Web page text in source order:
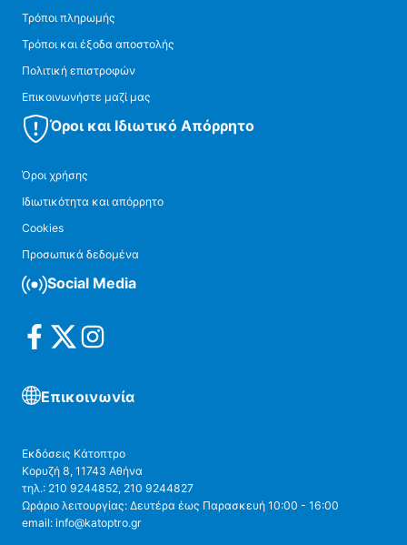
Τρόποι πληρωμής
Τρόποι και έξοδα αποστολής
Πολιτική επιστροφών
Επικοινωνήστε μαζί μας
Όροι και Ιδιωτικό Απόρρητο
Όροι χρήσης
Ιδιωτικότητα και απόρρητο
Cookies
Προσωπικά δεδομένα
Social Media
Επικοινωνία
Εκδόσεις Κάτοπτρο
Κορυζή 8, 11743 Αθήνα
τηλ.: 210 9244852, 210 9244827
Ωράριο λειτουργίας: Δευτέρα έως Παρασκευή 10:00 - 16:00
email: info@katoptro.gr